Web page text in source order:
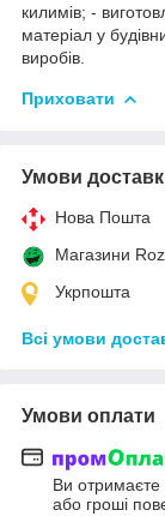
килимів; -
матеріал у
виробів.
Приховати
Умови
Нова Пошта
Магазини
Укрпошта
Всі умови
Умови оплати
Ви
або гроші